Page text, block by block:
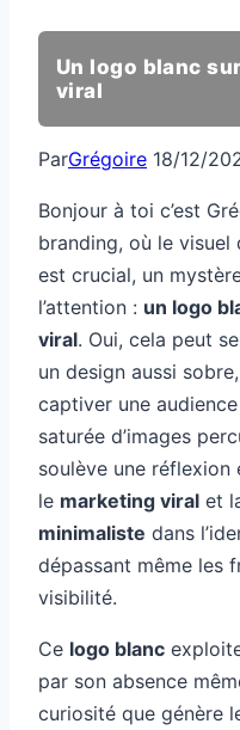
Un logo blanc
viral
ParGrégoire 18/12/
Bonjour à toi c’est
branding, où le visuel
est crucial, un
l’attention : un logo
viral. Oui, cela peut
un design aussi
captiver une
saturée d’images
soulève une réflexion
le marketing viral et
minimaliste dans
dépassant même les
visibilité.
Ce logo blanc
par son absence
curiosité que génère